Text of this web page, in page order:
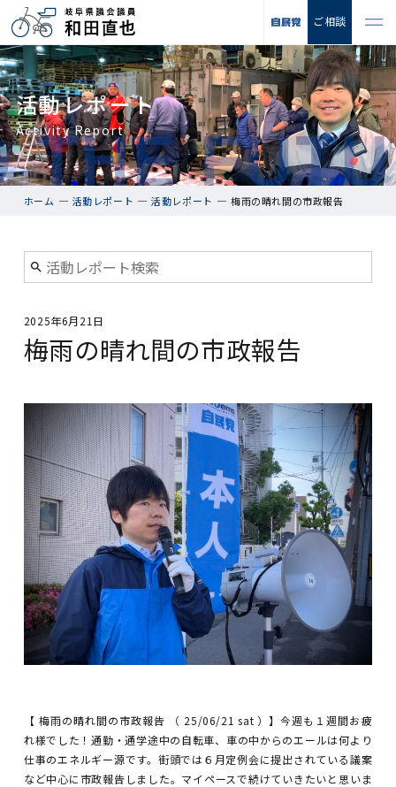
ご相談
活動レポート
Activity Report
ホーム 活動レポート 活動レポート 梅雨の晴れ間の市政報告
2025年6月21日
梅雨の晴れ間の市政報告
【 梅雨の晴れ間の市政報告 （ 25/06/21 sat ）】今週も１週間お疲
れ様でした！通勤・通学途中の自転車、車の中からのエールは何より
仕事のエネルギー源です。街頭では６月定例会に提出されている議案
など中心に市政報告しました。マイペースで続けていきたいと思いま